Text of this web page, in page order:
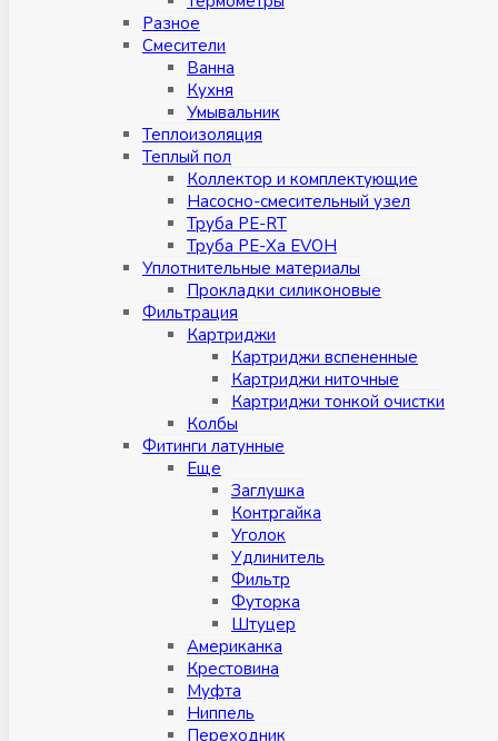
Разное
Смесители
Ванна
Кухня
Умывальник
Теплоизоляция
Теплый пол
Коллектор и комплектующие
Насосно-смесительный узел
Труба PE-RT
Труба PE-Xa EVOH
Уплотнительные материалы
Прокладки силиконовые
Фильтрация
Картриджи
Картриджи вспененные
Картриджи ниточные
Картриджи тонкой очистки
Колбы
Фитинги латунные
Eщe
Заглушка
Контргайка
Уголок
Удлинитель
Фильтр
Футорка
Штуцер
Американка
Крестовина
Муфта
Ниппель
Переходник